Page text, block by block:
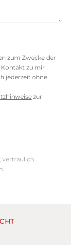
zum Zwecke der
zu mir
jederzeit ohne
zur
vertraulich